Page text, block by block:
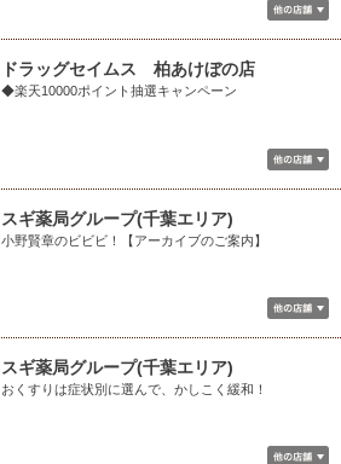
ドラッグセイムス 柏あけぼの店
◆楽天10000ポイント抽選キャンペーン
スギ薬局グループ(千葉エリア)
小野賢章のビビビ！【アーカイブのご案内】
スギ薬局グループ(千葉エリア)
おくすりは症状別に選んで、かしこく緩和！